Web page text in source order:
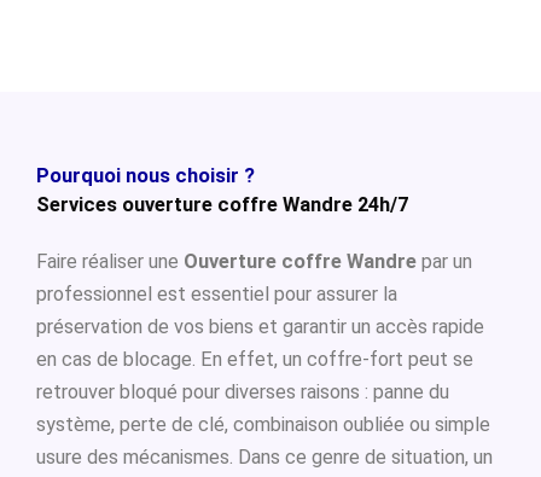
Pourquoi nous choisir ?
Services ouverture coffre Wandre 24h/7
Faire réaliser une Ouverture coffre Wandre par un
professionnel est essentiel pour assurer la
préservation de vos biens et garantir un accès rapide
en cas de blocage. En effet, un coffre-fort peut se
retrouver bloqué pour diverses raisons : panne du
système, perte de clé, combinaison oubliée ou simple
usure des mécanismes. Dans ce genre de situation, un